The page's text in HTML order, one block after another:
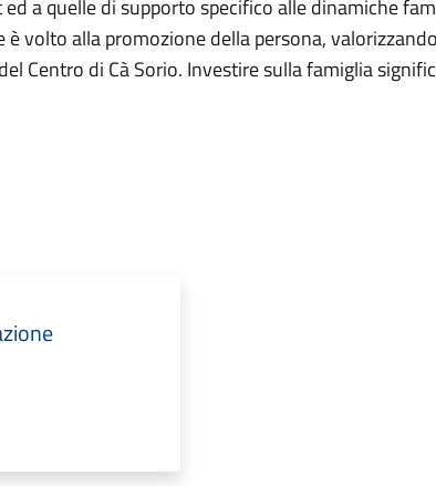
a quelle di supporto specifico alle dinamiche
è volto alla promozione della persona,
Centro di Cà Sorio. Investire sulla famiglia